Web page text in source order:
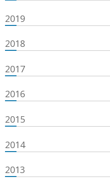
2019
2018
2017
2016
2015
2014
2013